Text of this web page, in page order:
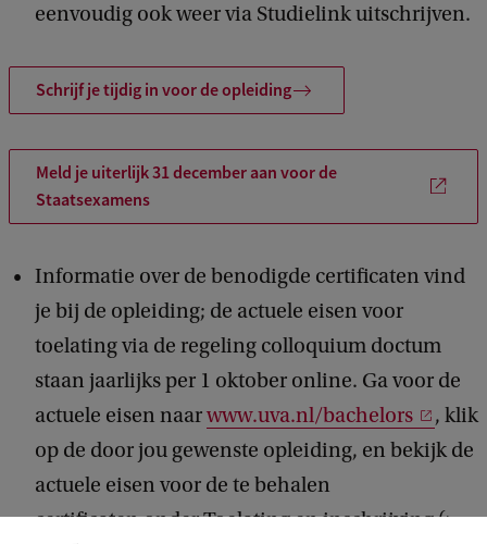
eenvoudig ook weer via Studielink uitschrijven.
Schrijf je tijdig in voor de opleiding
Meld je uiterlijk 31 december aan voor de
Staatsexamens
Informatie over de benodigde certificaten vind
je bij de opleiding; de actuele eisen voor
toelating via de regeling colloquium doctum
staan jaarlijks per 1 oktober online. Ga voor de
actuele eisen naarwww.uva.nl/bachelors
, klik
op de door jou gewenste opleiding, en bekijk de
actuele eisen voor de te behalen
certificaten onder Toelating en inschrijving (>